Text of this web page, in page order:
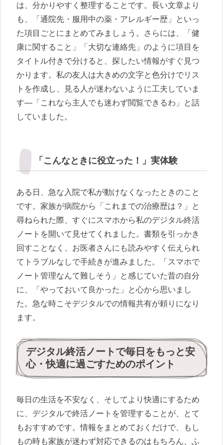
は、分かりやすく整理することです。長い文章より
も、「通院先・服用中の薬・アレルギー歴」といっ
た項目ごとにまとめてみましょう。さらには、「健
康に関すること」「大切な連絡先」のように項目を
タイトル付きで分けると、探したい情報がすぐ見つ
かります。私の友人は大きめの文字と色分けでリス
トを作成し、見る人が迷わないように工夫していま
す―「これなら主人でも迷わず閲覧できるわ」と話
していました。
「こんなときに役立った！」実体験
ある日、急な入院で私が動けなくなったときのこと
です。家族が病院から「これまでの治療歴は？」と
尋ねられた際、すぐにスマホから私のデジタル終活
ノートを開いて見せてくれました。書類を引っかき
回すことなく、お医者さんにも読みやすく伝えられ
てトラブルなしで手続きが進みました。「スマホで
ノート管理なんて難しそう」と感じていた昔の自分
に、「やっておいて良かった」と心から思いまし
た。急な時こそデジタルでの情報共有が頼りになり
ます。
デジタル終活ノートで毎日をもっと安
心・快適に過ごすためのポイント
毎日の生活を不安なく、そしてより快適にするため
に、デジタルで終活ノートを管理することが、とて
もおすすめです。情報をまとめておくだけで、もし
もの時も家族が迷わず対応できるのはもちろん、ふ